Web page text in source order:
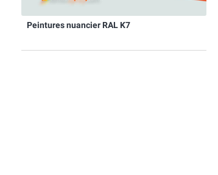
Peintures nuancier RAL K7